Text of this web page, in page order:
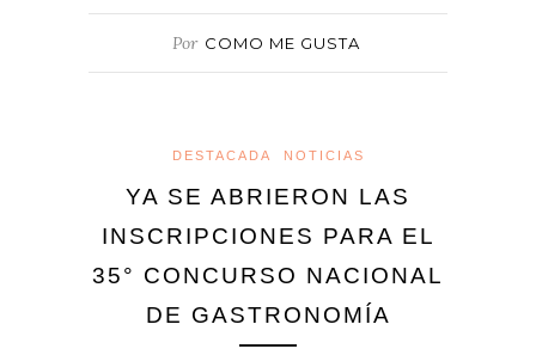
Por COMO ME GUSTA
DESTACADA NOTICIAS
YA SE ABRIERON LAS
INSCRIPCIONES PARA EL
35° CONCURSO NACIONAL
DE GASTRONOMÍA